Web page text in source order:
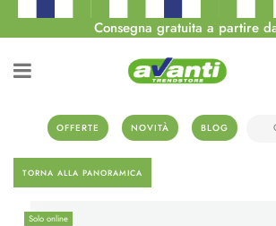
Consegna gratuita a partire
OFFERTE NOVITÀ BLOG
TORNA ALLA PANORAMICA
Solo online